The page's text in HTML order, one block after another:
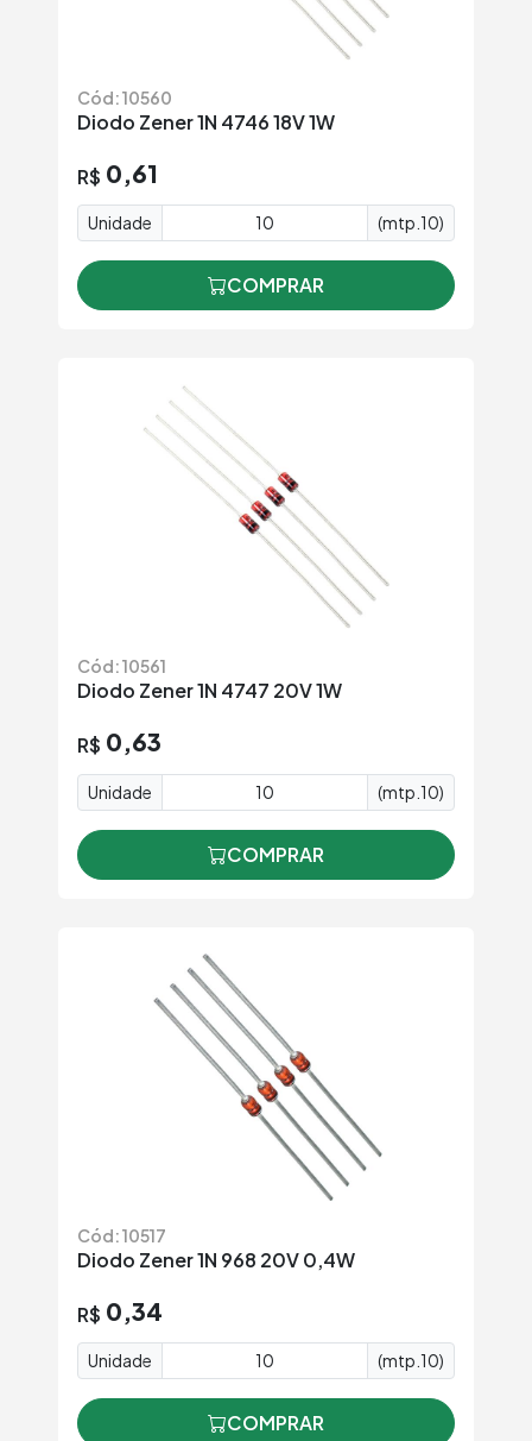
Cód: 10560
Diodo Zener 1N 4746 18V 1W
R$ 0,61
Unidade (mtp.10)
COMPRAR
Cód: 10561
Diodo Zener 1N 4747 20V 1W
R$ 0,63
Unidade (mtp.10)
COMPRAR
Cód: 10517
Diodo Zener 1N 968 20V 0,4W
R$ 0,34
Unidade (mtp.10)
COMPRAR